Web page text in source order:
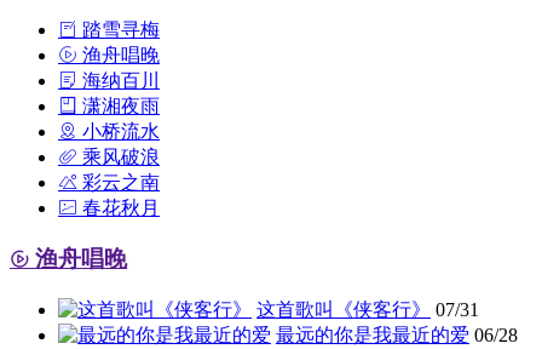
踏雪寻梅
渔舟唱晚
海纳百川
潇湘夜雨
小桥流水
乘风破浪
彩云之南
春花秋月
渔舟唱晚
这首歌叫《侠客行》
07/31
最远的你是我最近的爱 06/28